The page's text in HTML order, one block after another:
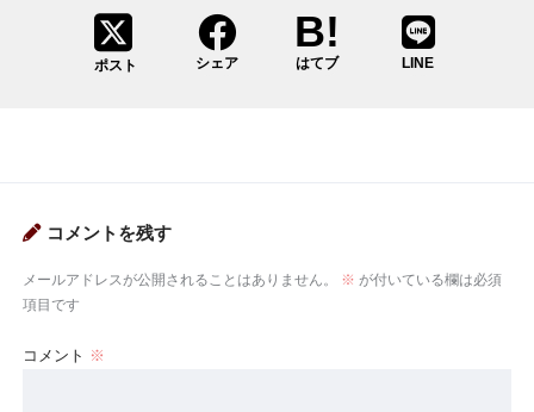
ポスト シェア はてブ LINE
コメントを残す
メールアドレスが公開されることはありません。 ※ が付いている欄は必須
項目です
コメント ※